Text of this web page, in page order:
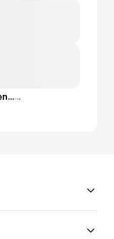
...